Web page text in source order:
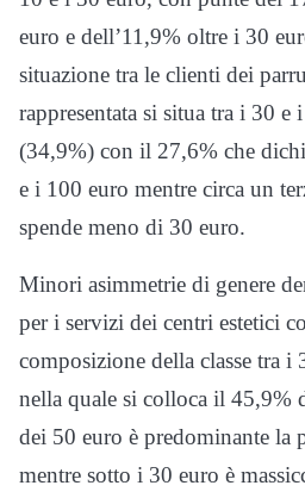
euro e dell’11,9% oltre i 30
situazione tra le clienti dei
rappresentata si situa tra i 30 e
(34,9%) con il 27,6% che
e i 100 euro mentre circa un
spende meno di 30 euro.
Minori asimmetrie di genere
per i servizi dei centri estetici
composizione della classe tra i
nella quale si colloca il 45,9%
dei 50 euro è predominante la
mentre sotto i 30 euro è